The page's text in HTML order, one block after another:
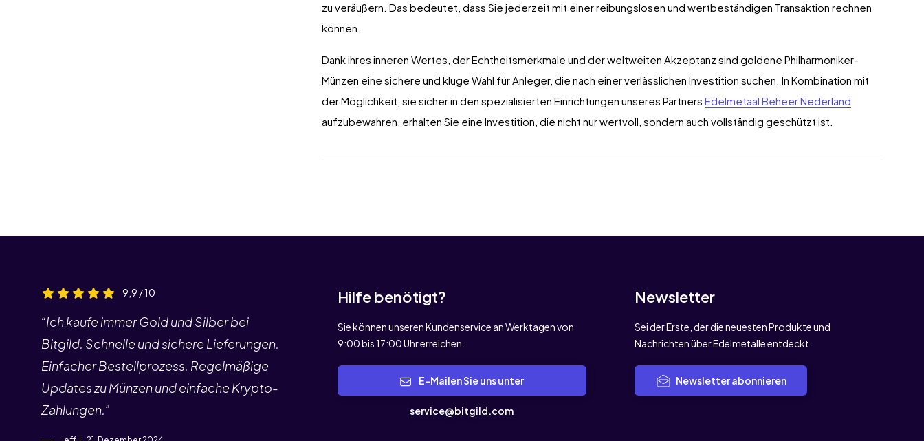
zu veräußern. Das bedeutet, dass Sie jederzeit mit einer reibungslosen und wertbeständigen Transaktion rechnen
können.
Dank ihres inneren Wertes, der Echtheitsmerkmale und der weltweiten Akzeptanz sind goldene Philharmoniker-
Münzen eine sichere und kluge Wahl für Anleger, die nach einer verlässlichen Investition suchen. In Kombination mit
der Möglichkeit, sie sicher in den spezialisierten Einrichtungen unseres Partners Edelmetaal Beheer Nederland
aufzubewahren, erhalten Sie eine Investition, die nicht nur wertvoll, sondern auch vollständig geschützt ist.
9,9 / 10
“Ich kaufe immer Gold und Silber bei
Bitgild. Schnelle und sichere Lieferungen.
Einfacher Bestellprozess. Regelmäßige
Updates zu Münzen und einfache Krypto-
Zahlungen.”
Hilfe benötigt?
Sie können unseren Kundenservice an Werktagen von
9:00 bis 17:00 Uhr erreichen.
service@bitgild.com
Newsletter
Sei der Erste, der die neuesten Produkte und
Nachrichten über Edelmetalle entdeckt.
Newsletter abonnieren